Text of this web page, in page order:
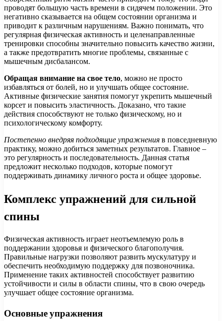
проводят большую часть времени в сидячем положении. Это
негативно сказывается на общем состоянии организма и
приводит к различным нарушениям. Важно понимать, что
регулярная физическая активность и целенаправленные
тренировки способны значительно повысить качество жизни,
а также предотвратить многие проблемы, связанные с
мышечным дисбалансом.
Обращая внимание на свое тело, можно не просто
избавляться от болей, но и улучшать общее состояние.
Активные физические занятия помогут укрепить мышечный
корсет и повысить эластичность. Доказано, что такие
действия способствуют не только физическому, но и
психологическому комфорту.
Постепенно внедряя подходящие упражнения в повседневную
практику, можно добиться заметных результатов. Главное –
это регулярность и последовательность. Данная статья
предложит несколько подходов, которые помогут
поддерживать динамику личного роста и общее здоровье.
Комплекс упражнений для сильной
спины
Физическая активность играет неотъемлемую роль в
поддержании здоровья и физического благополучия.
Правильные нагрузки позволяют развить мускулатуру и
обеспечить необходимую поддержку для позвоночника.
Применение таких активностей способствует развитию
устойчивости и силы в области спины, что в свою очередь
улучшает общее состояние организма.
Основные упражнения